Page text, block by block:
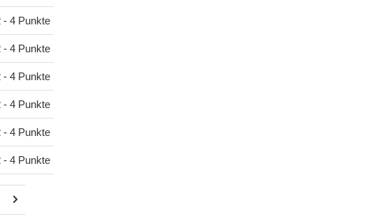
- 4 Punkte
- 4 Punkte
- 4 Punkte
- 4 Punkte
- 4 Punkte
- 4 Punkte